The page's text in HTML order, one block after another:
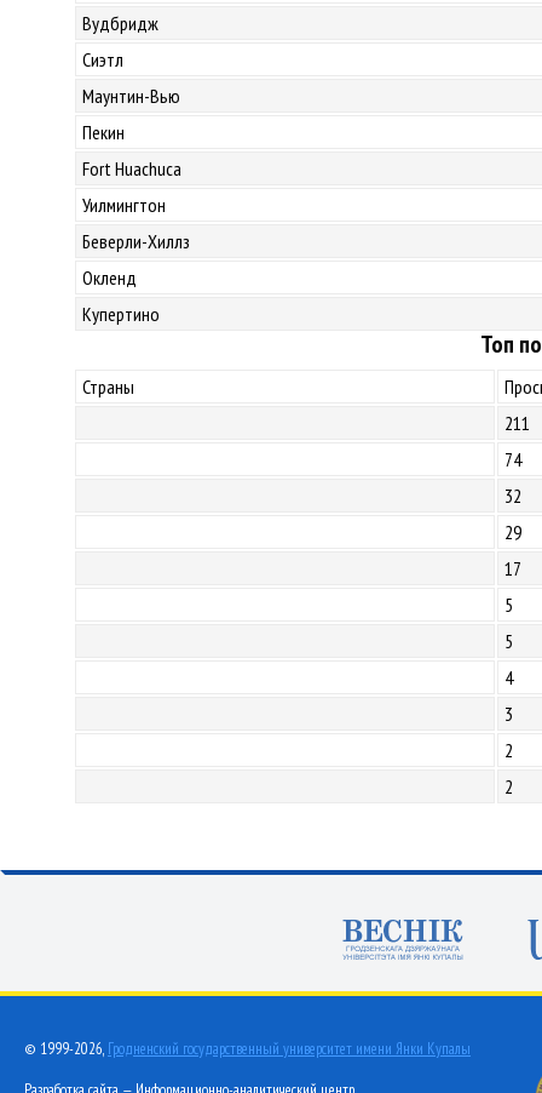
Вудбридж
Сиэтл
Маунтин-Вью
Пекин
Fort Huachuca
Уилмингтон
Беверли-Хиллз
Окленд
Купертино
Топ
Страны
211
74
32
29
17
5
5
4
3
2
2
© 1999-2026, Гродненский государственный университет имени Янки Купалы